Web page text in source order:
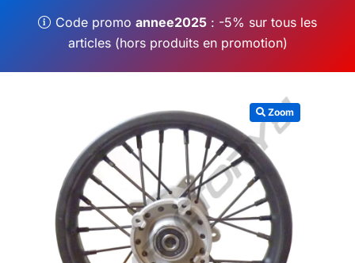
Code promoannee2025 : -5% sur tous les
articles (hors produits en promotion)
Zoom